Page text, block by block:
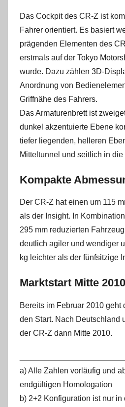
Das Cockpit des CR-Z ist
Fahrer orientiert. Es basiert
prägenden Elementen des
erstmals auf der Tokyo
wurde. Dazu zählen 3D-
Anordnung von
Griffnähe des Fahrers.
Das Armaturenbrett ist
dunkel akzentuierte Ebene
tiefer liegenden, helleren
Mitteltunnel und seitlich in
Kompakte
Der CR-Z hat einen um 115
als der Insight. In
295 mm reduzierten
deutlich agiler und wendiger
kg leichter als der fünfsitzige
Marktstart Mitte 2010
Bereits im Februar 2010 geht
den Start. Nach Deutschland
der CR-Z dann Mitte 2010.
a) Alle Zahlen vorläufig und
endgültigen Homologation
b) 2+2 Konfiguration ist nur